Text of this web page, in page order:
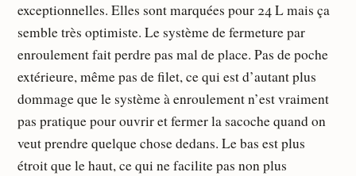
exceptionnelles. Elles sont marquées pour 24 L mais ça
semble très optimiste. Le système de fermeture par
enroulement fait perdre pas mal de place. Pas de poche
extérieure, même pas de filet, ce qui est d’autant plus
dommage que le système à enroulement n’est vraiment
pas pratique pour ouvrir et fermer la sacoche quand on
veut prendre quelque chose dedans. Le bas est plus
étroit que le haut, ce qui ne facilite pas non plus